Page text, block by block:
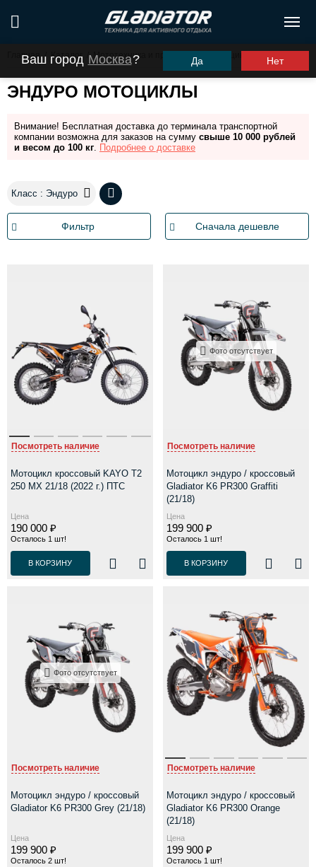
Ваш город Москва? Да Нет
Главная / Каталог Мототехника и прицепы
ЭНДУРО МОТОЦИКЛЫ
Внимание! Бесплатная доставка до терминала транспортной
компании возможна для заказов на сумму свыше 10 000 рублей
и весом до 100 кг. Подробнее о доставке
Класс : Эндуро
Фильтр Сначала дешевле
Посмотреть наличие
Мотоцикл кроссовый KAYO T2
250 MX 21/18 (2022 г.) ПТС
Цена
190 000 ₽
Осталось 1 шт!
В КОРЗИНУ
Фото отсутствует
Посмотреть наличие
Мотоцикл эндуро / кроссовый
Gladiator K6 PR300 Graffiti
(21/18)
Цена
199 900 ₽
Осталось 1 шт!
В КОРЗИНУ
Фото отсутствует
Посмотреть наличие
Мотоцикл эндуро / кроссовый
Gladiator K6 PR300 Grey (21/18)
Цена
199 900 ₽
Осталось 2 шт!
Посмотреть наличие
Мотоцикл эндуро / кроссовый
Gladiator K6 PR300 Orange
(21/18)
Цена
199 900 ₽
Осталось 1 шт!